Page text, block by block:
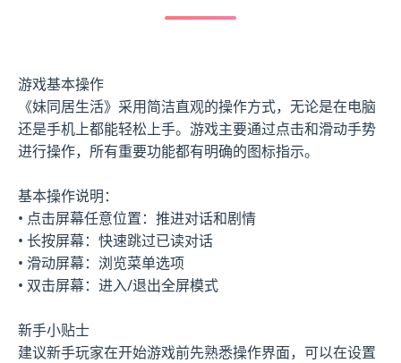
游戏基本操作
《妹同居生活》采用简洁直观的操作方式，无论是在电脑
还是手机上都能轻松上手。游戏主要通过点击和滑动手势
进行操作，所有重要功能都有明确的图标指示。
基本操作说明：
• 点击屏幕任意位置：推进对话和剧情
• 长按屏幕：快速跳过已读对话
• 滑动屏幕：浏览菜单选项
• 双击屏幕：进入/退出全屏模式
新手小贴士
建议新手玩家在开始游戏前先熟悉操作界面，可以在设置